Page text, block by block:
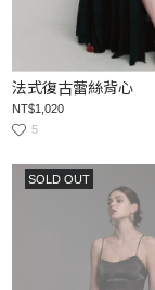
法式復古蕾絲背心
NT$1,020
5
SOLD OUT